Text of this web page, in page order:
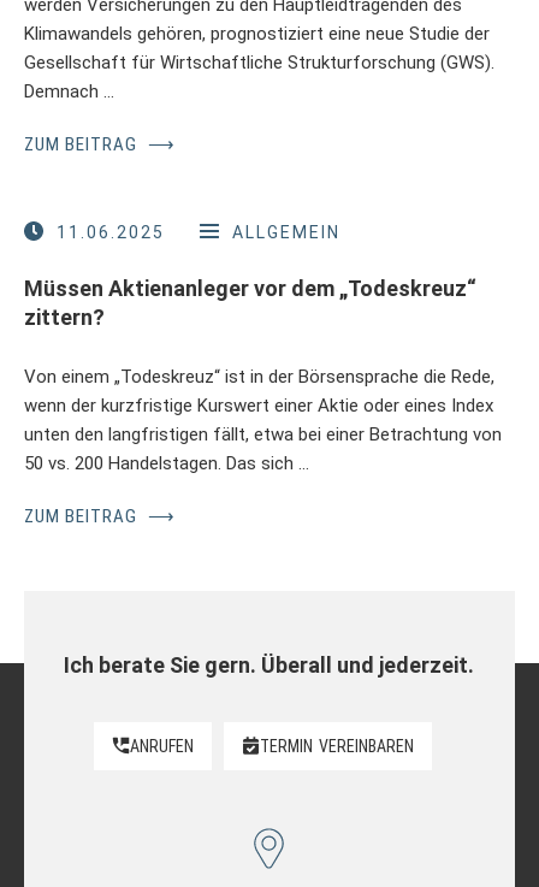
werden Versicherungen zu den Hauptleidtragenden des
Klimawandels gehören, prognostiziert eine neue Studie der
Gesellschaft für Wirtschaftliche Strukturforschung (GWS).
Demnach …
ZUM BEITRAG ⟶
11.06.2025 ALLGEMEIN
Müssen Aktienanleger vor dem „Todeskreuz“
zittern?
Von einem „Todeskreuz“ ist in der Börsensprache die Rede,
wenn der kurzfristige Kurswert einer Aktie oder eines Index
unten den langfristigen fällt, etwa bei einer Betrachtung von
50 vs. 200 Handelstagen. Das sich …
ZUM BEITRAG ⟶
Ich berate Sie gern. Überall und jederzeit.
ANRUFEN TERMIN VEREINBAREN